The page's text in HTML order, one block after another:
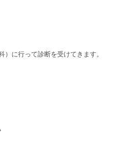
に行って診断を受けてきます。